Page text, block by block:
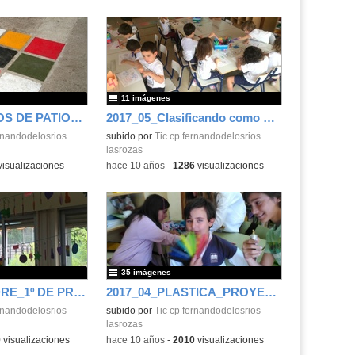
2017_05_JUEGOS DE PATIO_AMPA 2017_05_Clasificando como mayores_Inf 3 años
subido por Tic cp fernandodelosrios
lasrozas
11 imágenes
-hace 10 años- 1286visualizaciones
DIA DE LA MADRE_1º DE PRIMARIA_2016-2017
visualizaciones
2017_04_PLASTICA_PROYECTO DIA DE LA MADRE_SEXTO C
subido por Tic cp fernandodelosrios
lasrozas
35 imágenes
-hace 10 años- 2010visualizaciones